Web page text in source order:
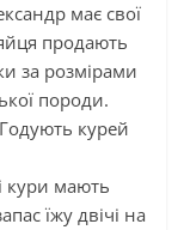
має свої
продають
за розмірами
породи.
курей
кури мають
їжу двічі на